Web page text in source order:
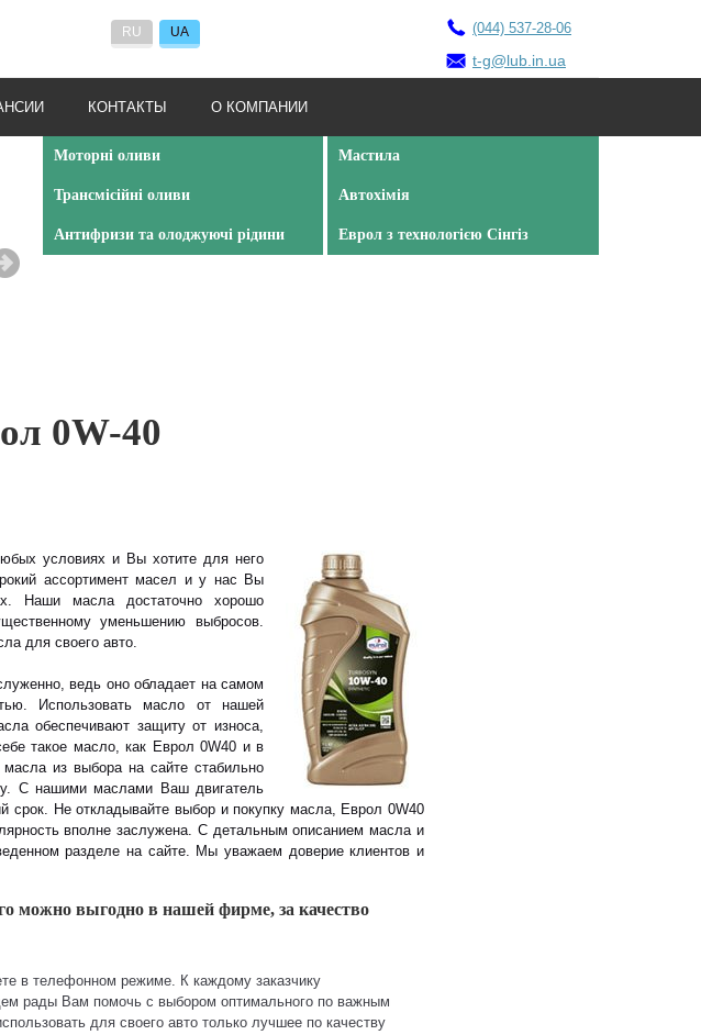
RU UA (044) 537-28-06
t-g@lub.in.ua
КОНТАКТЫ О КОМПАНИИ
Моторні оливи
Трансмісійні оливи
Антифризи та олоджуючі рідини
Мастила
Автохімія
Еврол з технологією Сінгіз
0W-40
условиях и Вы хотите для него
ассортимент масел и у нас Вы
Наши масла достаточно хорошо
уменьшению выбросов.
для своего авто.
ведь оно обладает на самом
Использовать масло от нашей
обеспечивают защиту от износа,
такое масло, как Еврол 0W40 и в
из выбора на сайте стабильно
С нашими маслами Ваш двигатель
срок. Не откладывайте выбор и покупку масла, Еврол 0W40
вполне заслужена. С детальным описанием масла и
разделе на сайте. Мы уважаем доверие клиентов и
можно выгодно в нашей фирме, за качество
в телефонном режиме. К каждому заказчику
рады Вам помочь с выбором оптимального по важным
для своего авто только лучшее по качеству